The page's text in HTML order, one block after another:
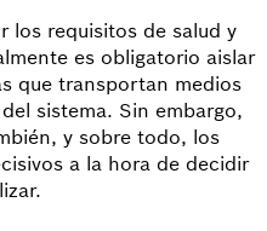
los requisitos de salud y
es obligatorio aislar
que transportan medios
sistema. Sin embargo,
y sobre todo, los
a la hora de decidir